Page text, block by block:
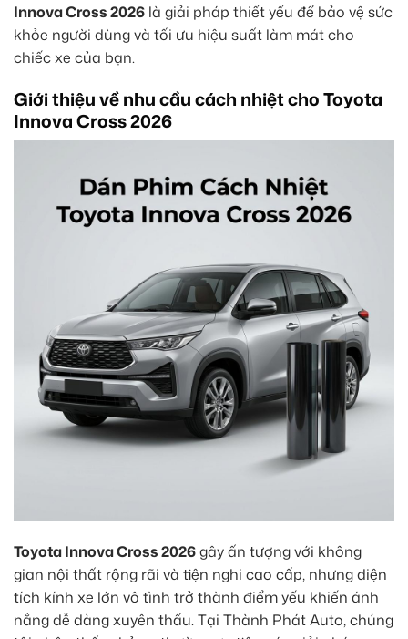
Innova Cross 2026 là giải pháp thiết yếu để bảo vệ sức
khỏe người dùng và tối ưu hiệu suất làm mát cho
chiếc xe của bạn.
Giới thiệu về nhu cầu cách nhiệt cho Toyota
Innova Cross 2026
Toyota Innova Cross 2026gây ấn tượng với không
gian nội thất rộng rãi và tiện nghi cao cấp, nhưng diện
tích kính xe lớn vô tình trở thành điểm yếu khiến ánh
nắng dễ dàng xuyên thấu. Tại Thành Phát Auto, chúng